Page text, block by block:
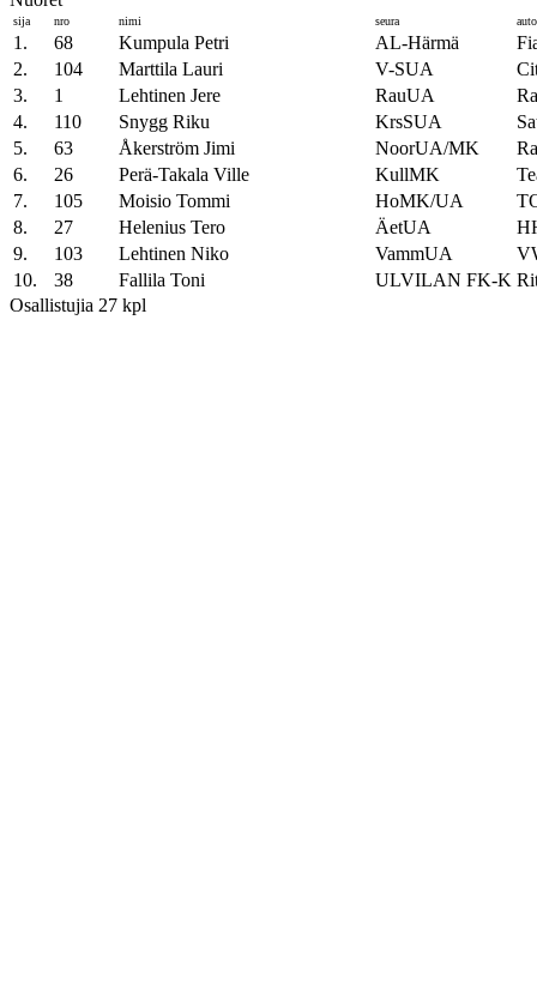
sija nro nimi seura auto
1. 68 Kumpula Petri AL-Härmä
2.
104 Marttila Lauri V-SUA
3.
1 Lehtinen Jere RauUA
4.
110 Snygg Riku KrsSUA
5.
63 Åkerström Jimi NoorUA/MK
6.
26 Perä-Takala Ville KullMK
7.
105 Moisio Tommi HoMK/UA
8.
27 Helenius Tero ÄetUA
9.
103 Lehtinen Niko VammUA
10.
38 Fallila Toni ULVILAN FK-K
Osallistujia 27 kpl